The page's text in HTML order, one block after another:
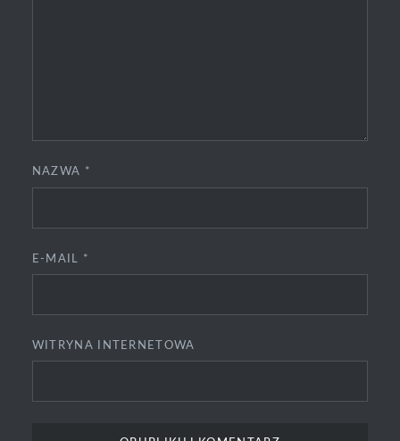
NAZWA *
E-MAIL *
WITRYNA INTERNETOWA